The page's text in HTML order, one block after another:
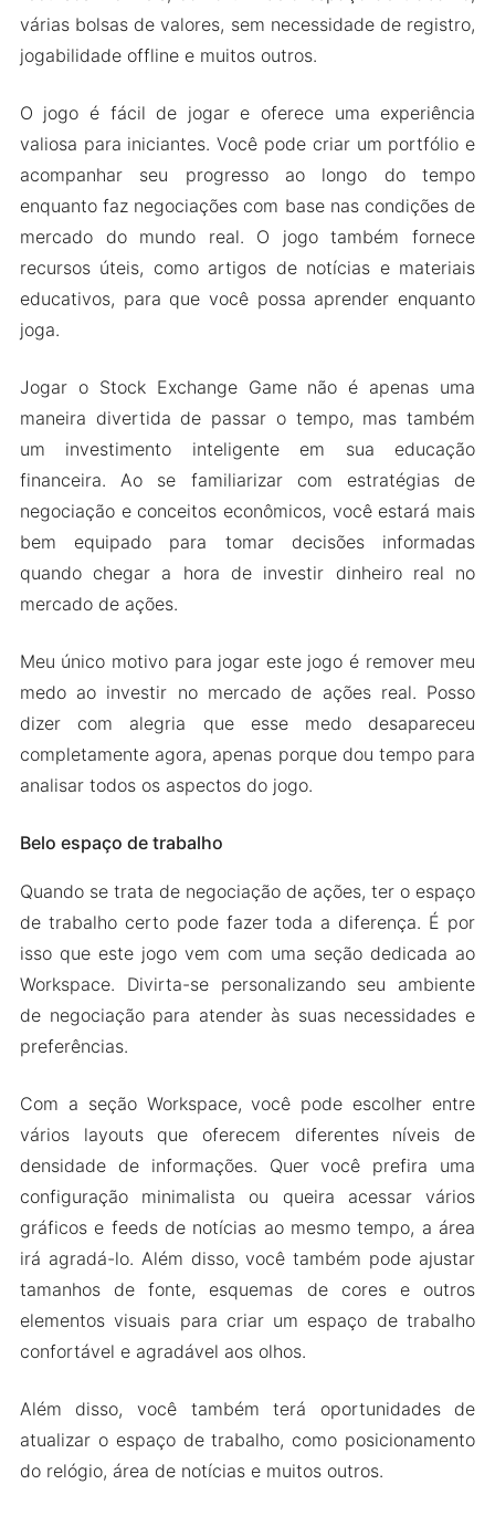
Recursos do Mod
Baixe Stock Exchange Game Apk & MOD para
várias bolsas de valores, sem necessidade de registro,
jogabilidade offline e muitos outros.
O jogo é fácil de jogar e oferece uma experiência
valiosa para iniciantes. Você pode criar um portfólio e
acompanhar seu progresso ao longo do tempo
enquanto faz negociações com base nas condições de
mercado do mundo real. O jogo também fornece
recursos úteis, como artigos de notícias e materiais
educativos, para que você possa aprender enquanto
joga.
Jogar o Stock Exchange Game não é apenas uma
maneira divertida de passar o tempo, mas também
um investimento inteligente em sua educação
financeira. Ao se familiarizar com estratégias de
negociação e conceitos econômicos, você estará mais
bem equipado para tomar decisões informadas
quando chegar a hora de investir dinheiro real no
mercado de ações.
Meu único motivo para jogar este jogo é remover meu
medo ao investir no mercado de ações real. Posso
dizer com alegria que esse medo desapareceu
completamente agora, apenas porque dou tempo para
analisar todos os aspectos do jogo.
Belo espaço de trabalho
Quando se trata de negociação de ações, ter o espaço
de trabalho certo pode fazer toda a diferença. É por
isso que este jogo vem com uma seção dedicada ao
Workspace. Divirta-se personalizando seu ambiente
de negociação para atender às suas necessidades e
preferências.
Com a seção Workspace, você pode escolher entre
vários layouts que oferecem diferentes níveis de
densidade de informações. Quer você prefira uma
configuração minimalista ou queira acessar vários
gráficos e feeds de notícias ao mesmo tempo, a área
irá agradá-lo. Além disso, você também pode ajustar
tamanhos de fonte, esquemas de cores e outros
elementos visuais para criar um espaço de trabalho
confortável e agradável aos olhos.
Além disso, você também terá oportunidades de
atualizar o espaço de trabalho, como posicionamento
do relógio, área de notícias e muitos outros.